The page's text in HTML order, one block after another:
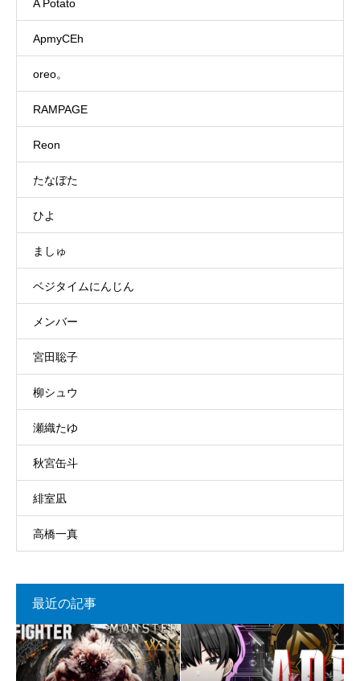
A Potato
ApmyCEh
oreo。
RAMPAGE
Reon
たなぼた
ひよ
ましゅ
ベジタイムにんじん
メンバー
宮田聡子
柳シュウ
瀬織たゆ
秋宮缶斗
緋室凪
高橋一真
最近の記事